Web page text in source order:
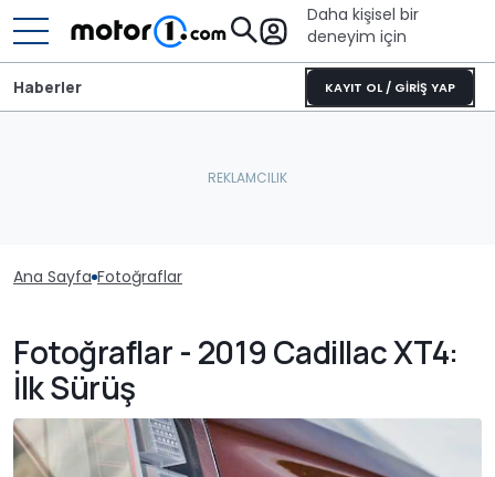
Daha kişisel bir
deneyim için
KAYIT OL / GİRİŞ YAP
Haberler
Ana Sayfa Fotoğraflar
Fotoğraflar - 2019 Cadillac XT4:
İlk Sürüş